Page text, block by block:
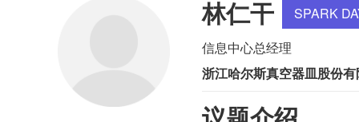
林仁干
SPARK
信息中心总经理
浙江哈尔斯真空器皿股份